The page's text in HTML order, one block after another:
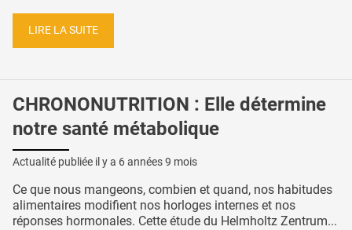
LIRE LA SUITE
CHRONONUTRITION : Elle détermine
notre santé métabolique
Actualité publiée il y a 6 années 9 mois
Ce que nous mangeons, combien et quand, nos habitudes
alimentaires modifient nos horloges internes et nos
réponses hormonales. Cette étude du Helmholtz Zentrum...